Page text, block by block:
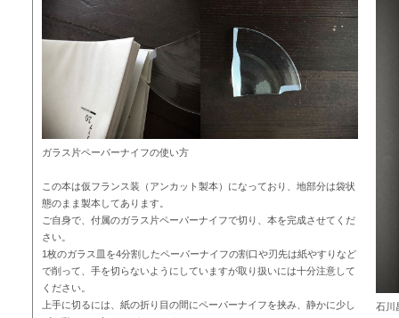
ガラス片ペーパーナイフの使い方
この本は仮フランス装（アンカット製本）になっており、地部分は袋状
態のまま製本してあります。
ご自身で、付属のガラス片ペーパーナイフで切り、本を完成させてくだ
さい。
1枚のガラス皿を4分割したペーパーナイフの割口や刃先は紙やすりなど
で削って、手を切らないようにしていますが取り扱いには十分注意して
ください。
上手に切るには、紙の折り目の間にペーパーナイフを挟み、静かに少し
石川